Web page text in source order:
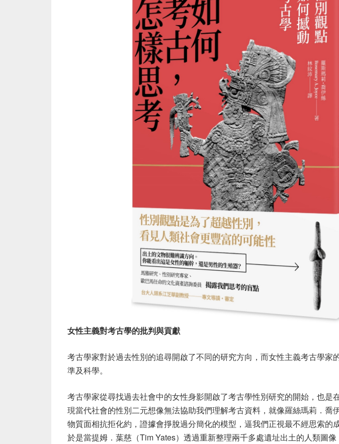
女性主義對考古學的批判與貢獻
考古學家對於過去性別的追尋開啟了不同的研究方向，而女性主義考古學家
準及科學。
考古學家從尋找過去社會中的女性身影開啟了考古學性別研究的開始，也是
現當代社會的性別二元想像無法協助我們理解考古資料，就像羅絲瑪莉．喬
物質面相抗拒化約，證據會掙脫過分簡化的模型，逼我們正視最不經思索的
於是當提姆．葉慈（Tim Yates）透過重新整理兩千多處遺址出土的人類圖